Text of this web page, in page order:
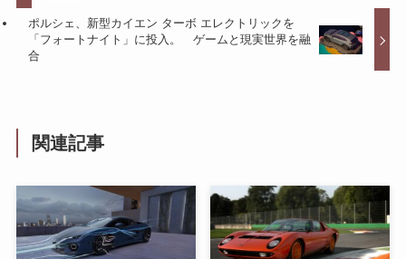
ポルシェ、新型カイエン ターボ エレクトリックを
「フォートナイト」に投入。 ゲームと現実世界を融
合
関連記事